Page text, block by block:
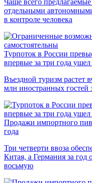
Чаще всего
отдельными
в контроле человека
Турпоток в России
впервые за три года
Въездной туризм растет
млн иностранных гостей
Продажи импортного
года
Три четверти ввоза
Китая, а Германия за год
восьмую